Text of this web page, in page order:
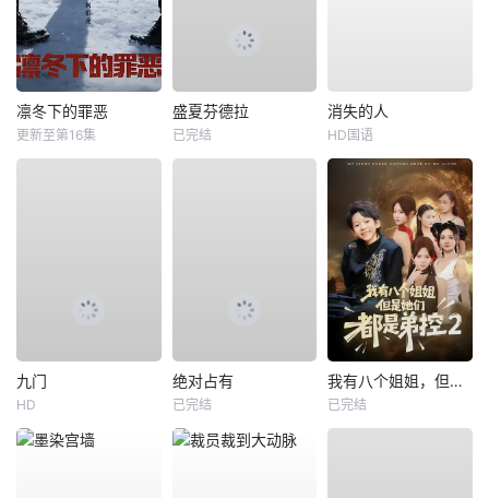
凛冬下的罪恶
更新至第16集
盛夏芬德拉
已完结
消失的人
HD国语
九门
HD
绝对占有
已完结
我有八个姐姐，但是他们都是弟控2
已完结